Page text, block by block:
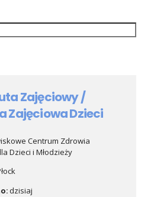
Zajęciowy /
Zajęciowa Dzieci
Centrum Zdrowia
Dzieci i Młodzieży
dzisiaj